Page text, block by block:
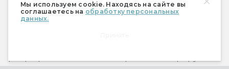
Мы используем cookie. Находясь на сайте вы
соглашаетесь на обработку персональных
данных.
Сериал «Радар» — никакой не «Stranger